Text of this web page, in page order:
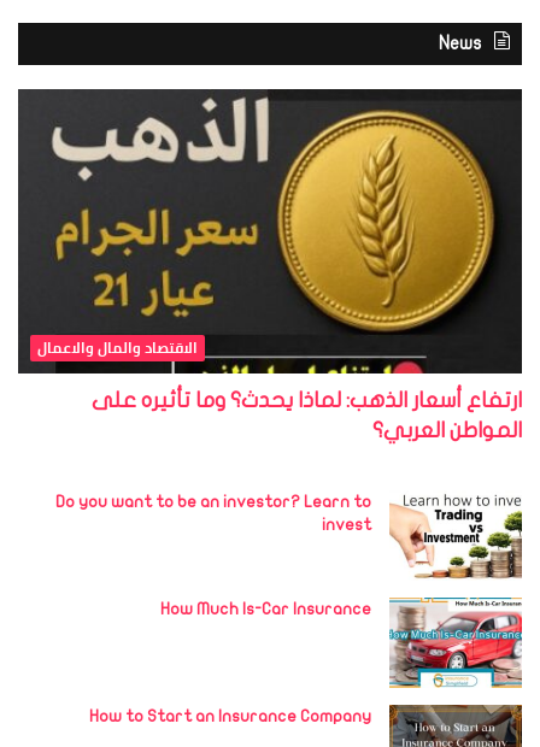
News
الاقتصاد والمال والاعمال
ارتفاع أسعار الذهب: لماذا يحدث؟ وما تأثيره على
المواطن العربي؟
Do you want to be an investor? Learn to
invest
How Much Is-Car Insurance
How to Start an Insurance Company